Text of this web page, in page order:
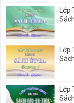
Lớp